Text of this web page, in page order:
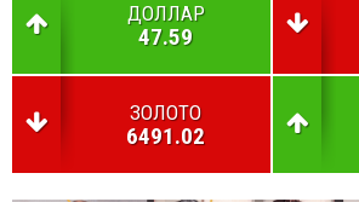
ДОЛЛАР
47.59
ЗОЛОТО
6491.02